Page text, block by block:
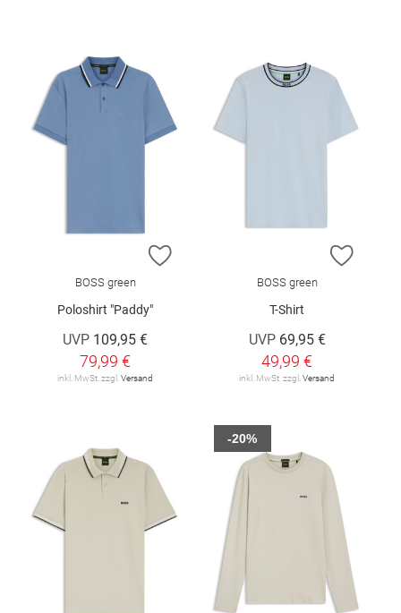
ZUR WUNSCHLISTE HINZUFÜGEN
BOSS green
Poloshirt "Paddy"
UVP 109,95 €
79,99 €
inkl. MwSt. zzgl. Versand
ZUR
BOSS green
T-Shirt
UVP 69,95 €
49,99 €
inkl. MwSt. zzgl. Versand
-20%